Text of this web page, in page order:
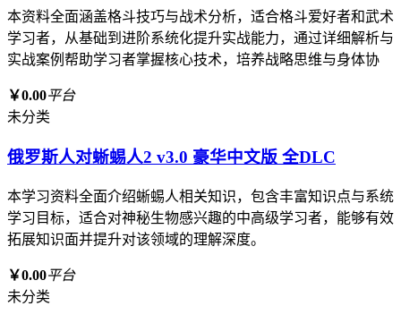
本资料全面涵盖格斗技巧与战术分析，适合格斗爱好者和武术
学习者，从基础到进阶系统化提升实战能力，通过详细解析与
实战案例帮助学习者掌握核心技术，培养战略思维与身体协
￥0.00平台
未分类
俄罗斯人对蜥蜴人2 v3.0 豪华中文版 全DLC
本学习资料全面介绍蜥蜴人相关知识，包含丰富知识点与系统
学习目标，适合对神秘生物感兴趣的中高级学习者，能够有效
拓展知识面并提升对该领域的理解深度。
￥0.00平台
未分类